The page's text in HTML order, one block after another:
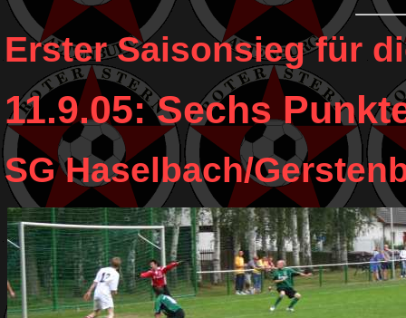
Erster Saisonsieg für
11.9.05: Sechs
SG Haselbach/